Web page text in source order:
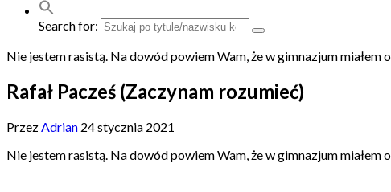
Search for:
Nie jestem rasistą. Na dowód powiem Wam, że w gimnazjum
Rafał Pacześ (Zaczynam rozumieć)
PrzezAdrian 24 stycznia 2021
Nie jestem rasistą. Na dowód powiem Wam, że w gimnazjum